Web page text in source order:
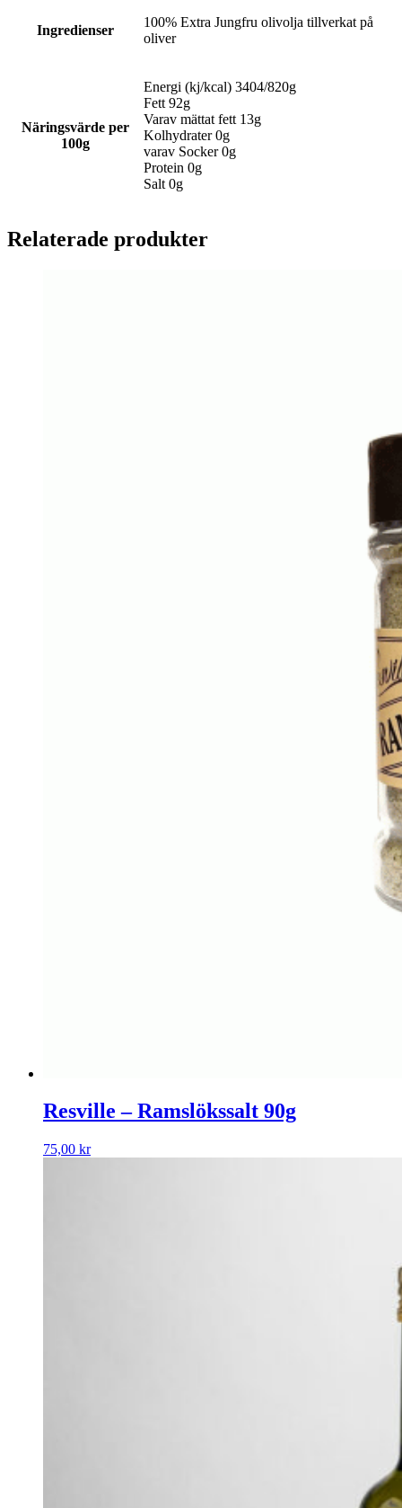
Ingredienser
100% Extra Jungfru olivolja tillverkat på
oliver
Näringsvärde per
100g
Energi (kj/kcal) 3404/820g
Fett 92g
Varav mättat fett 13g
Kolhydrater 0g
varav Socker 0g
Protein 0g
Salt 0g
Relaterade produkter
Resville – Ramslökssalt 90g
75,00 kr